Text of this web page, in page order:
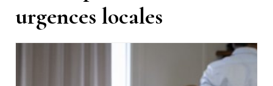
urgences locales